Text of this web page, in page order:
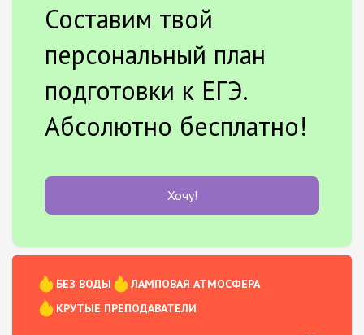
Составим твой
персональный план
подготовки к ЕГЭ.
Абсолютно бесплатно!
Хочу!
БЕЗ ВОДЫ
ЛАМПОВАЯ АТМОСФЕРА
КРУТЫЕ ПРЕПОДАВАТЕЛИ